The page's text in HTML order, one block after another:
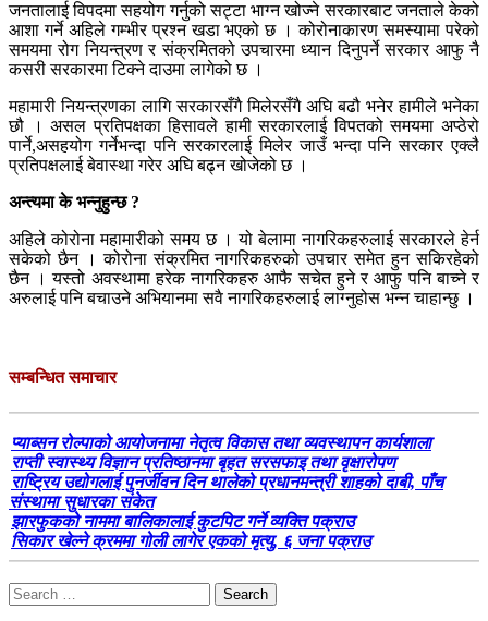
जनतालाई विपदमा सहयोग गर्नुको सट्टा भाग्न खोज्ने सरकारबाट जनताले केको
आशा गर्ने अहिले गम्भीर प्रश्न खडा भएको छ । कोरोनाकारण समस्यामा परेको
समयमा रोग नियन्त्रण र संक्रमितको उपचारमा ध्यान दिनुपर्ने सरकार आफु नै
कसरी सरकारमा टिक्ने दाउमा लागेको छ ।
महामारी नियन्त्रणका लागि सरकारसँगै मिलेरसँगै अघि बढौ भनेर हामीले भनेका
छौ । असल प्रतिपक्षका हिसावले हामी सरकारलाई विपतको समयमा अप्ठेरो
पार्ने,असहयोग गर्नेभन्दा पनि सरकारलाई मिलेर जाउँ भन्दा पनि सरकार एक्लै
प्रतिपक्षलाई बेवास्था गरेर अघि बढ्न खोजेको छ ।
अन्त्यमा के भन्नुहुन्छ ?
अहिले कोरोना महामारीको समय छ । यो बेलामा नागरिकहरुलाई सरकारले हेर्न
सकेको छैन । कोरोना संक्रमित नागरिकहरुको उपचार समेत हुन सकिरहेको
छैन । यस्तो अवस्थामा हरेक नागरिकहरु आफै सचेत हुने र आफु पनि बाच्ने र
अरुलाई पनि बचाउने अभियानमा सवै नागरिकहरुलाई लाग्नुहोस भन्न चाहान्छु ।
सम्बन्धित समाचार
प्याब्सन रोल्पाको आयोजनामा नेतृत्व विकास तथा व्यवस्थापन कार्यशाला
राप्ती स्वास्थ्य विज्ञान प्रतिष्ठानमा बृहत सरसफाइ तथा वृक्षारोपण
राष्ट्रिय उद्योगलाई पुनर्जीवन दिन थालेको प्रधानमन्त्री शाहको दाबी, पाँच
संस्थामा सुधारका संकेत
झारफुकको नाममा बालिकालाई कुटपिट गर्ने व्यक्ति पक्राउ
सिकार खेल्ने क्रममा गोली लागेर एकको मृत्यु, ६ जना पक्राउ
Search
for: